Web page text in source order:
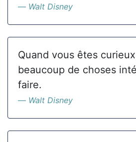
Walt Disney
Quand vous êtes
beaucoup de choses
faire.
Walt Disney